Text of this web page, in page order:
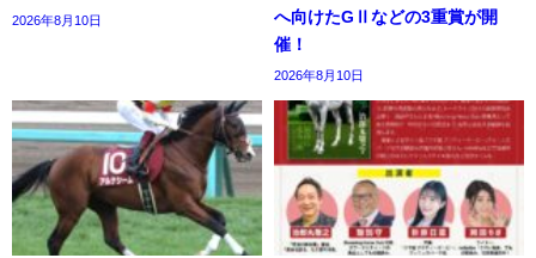
2026年8月10日
へ向けたGⅡなどの3重賞が開
催！
2026年8月10日